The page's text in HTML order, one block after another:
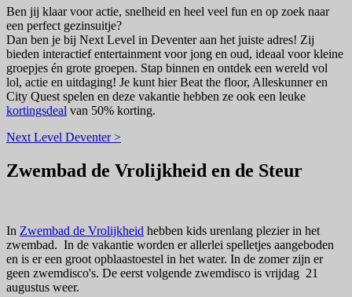
Ben jij klaar voor actie, snelheid en heel veel fun en op zoek naar
een perfect gezinsuitje?
Dan ben je bij Next Level in Deventer aan het juiste adres​! Zij
bieden interactief entertainment voor jong en oud, ideaal voor kleine
groepjes én grote groepen. Stap binnen en ontdek een wereld vol
lol, actie en uitdaging! Je kunt hier Beat the floor, Alleskunner en
City Quest spelen en deze vakantie hebben ze ook een leuke
kortingsdeal van 50% korting.
Next Level Deventer >
Zwembad de Vrolijkheid en de Steur
In Zwembad de Vrolijkheid hebben kids urenlang plezier in het
zwembad. In de vakantie worden er allerlei spelletjes aangeboden
en is er een groot opblaastoestel in het water. In de zomer zijn er
geen zwemdisco's. De eerst volgende zwemdisco is vrijdag 21
augustus weer.